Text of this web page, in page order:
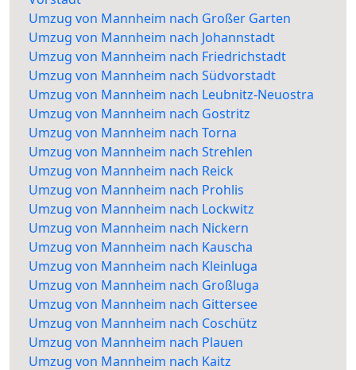
Umzug von Mannheim nach Großer Garten
Umzug von Mannheim nach Johannstadt
Umzug von Mannheim nach Friedrichstadt
Umzug von Mannheim nach Südvorstadt
Umzug von Mannheim nach Leubnitz-Neuostra
Umzug von Mannheim nach Gostritz
Umzug von Mannheim nach Torna
Umzug von Mannheim nach Strehlen
Umzug von Mannheim nach Reick
Umzug von Mannheim nach Prohlis
Umzug von Mannheim nach Lockwitz
Umzug von Mannheim nach Nickern
Umzug von Mannheim nach Kauscha
Umzug von Mannheim nach Kleinluga
Umzug von Mannheim nach Großluga
Umzug von Mannheim nach Gittersee
Umzug von Mannheim nach Coschütz
Umzug von Mannheim nach Plauen
Umzug von Mannheim nach Kaitz